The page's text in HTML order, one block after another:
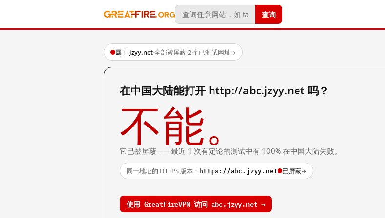
查询
属于 jzyy.net·全部被屏蔽·2 个已测试网址→
在中国大陆能打开 http://abc.jzyy.net 吗？
不能。
它已被屏蔽——最近 1 次有定论的测试中有 100% 在中国大陆失败。
同一地址的 HTTPS 版本： https://abc.jzyy.net 已屏蔽→
使用 GreatFireVPN 访问 abc.jzyy.net →